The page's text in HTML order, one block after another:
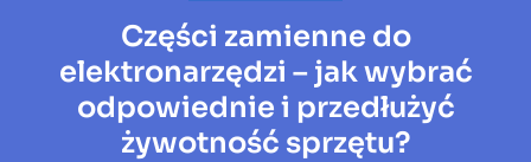
Części zamienne do
elektronarzędzi – jak wybrać
odpowiednie i przedłużyć
żywotność sprzętu?